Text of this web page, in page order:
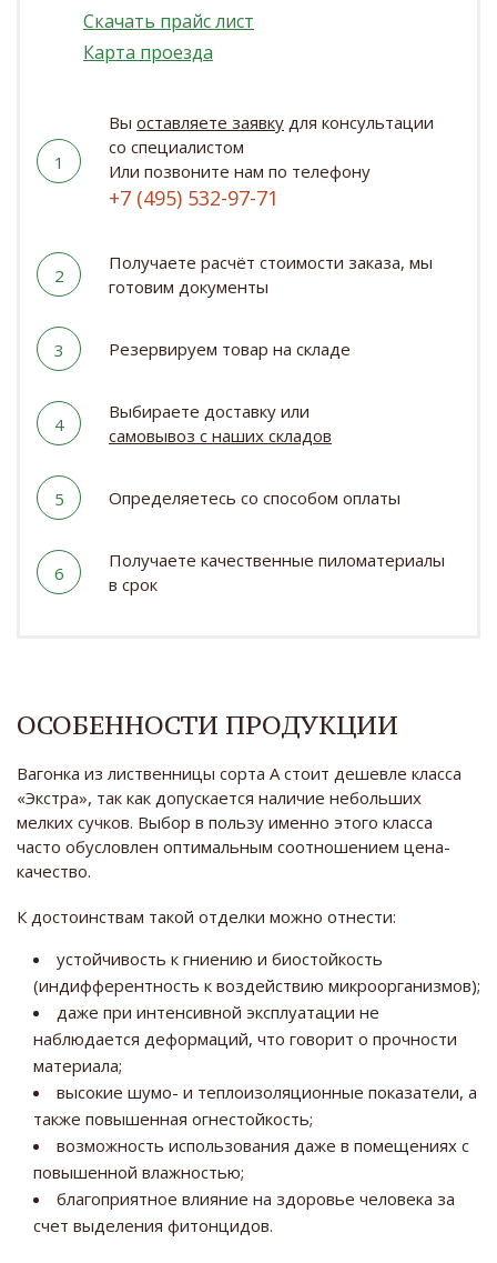
Скачать прайс лист
Карта проезда
1
Вы оставляете заявку для консультации
со специалистом
Или позвоните нам по телефону
+7 (495) 532-97-71
2
Получаете расчёт стоимости заказа, мы
готовим документы
3 Резервируем товар на складе
4
Выбираете доставку или
самовывоз с наших складов
5 Определяетесь со способом оплаты
6
Получаете качественные пиломатериалы
в срок
ОСОБЕННОСТИ ПРОДУКЦИИ
Вагонка из лиственницы сорта А стоит дешевле класса
«Экстра», так как допускается наличие небольших
мелких сучков. Выбор в пользу именно этого класса
часто обусловлен оптимальным соотношением цена-
качество.
К достоинствам такой отделки можно отнести:
устойчивость к гниению и биостойкость
(индифферентность к воздействию микроорганизмов);
даже при интенсивной эксплуатации не
наблюдается деформаций, что говорит о прочности
материала;
высокие шумо- и теплоизоляционные показатели, а
также повышенная огнестойкость;
возможность использования даже в помещениях с
повышенной влажностью;
благоприятное влияние на здоровье человека за
счет выделения фитонцидов.